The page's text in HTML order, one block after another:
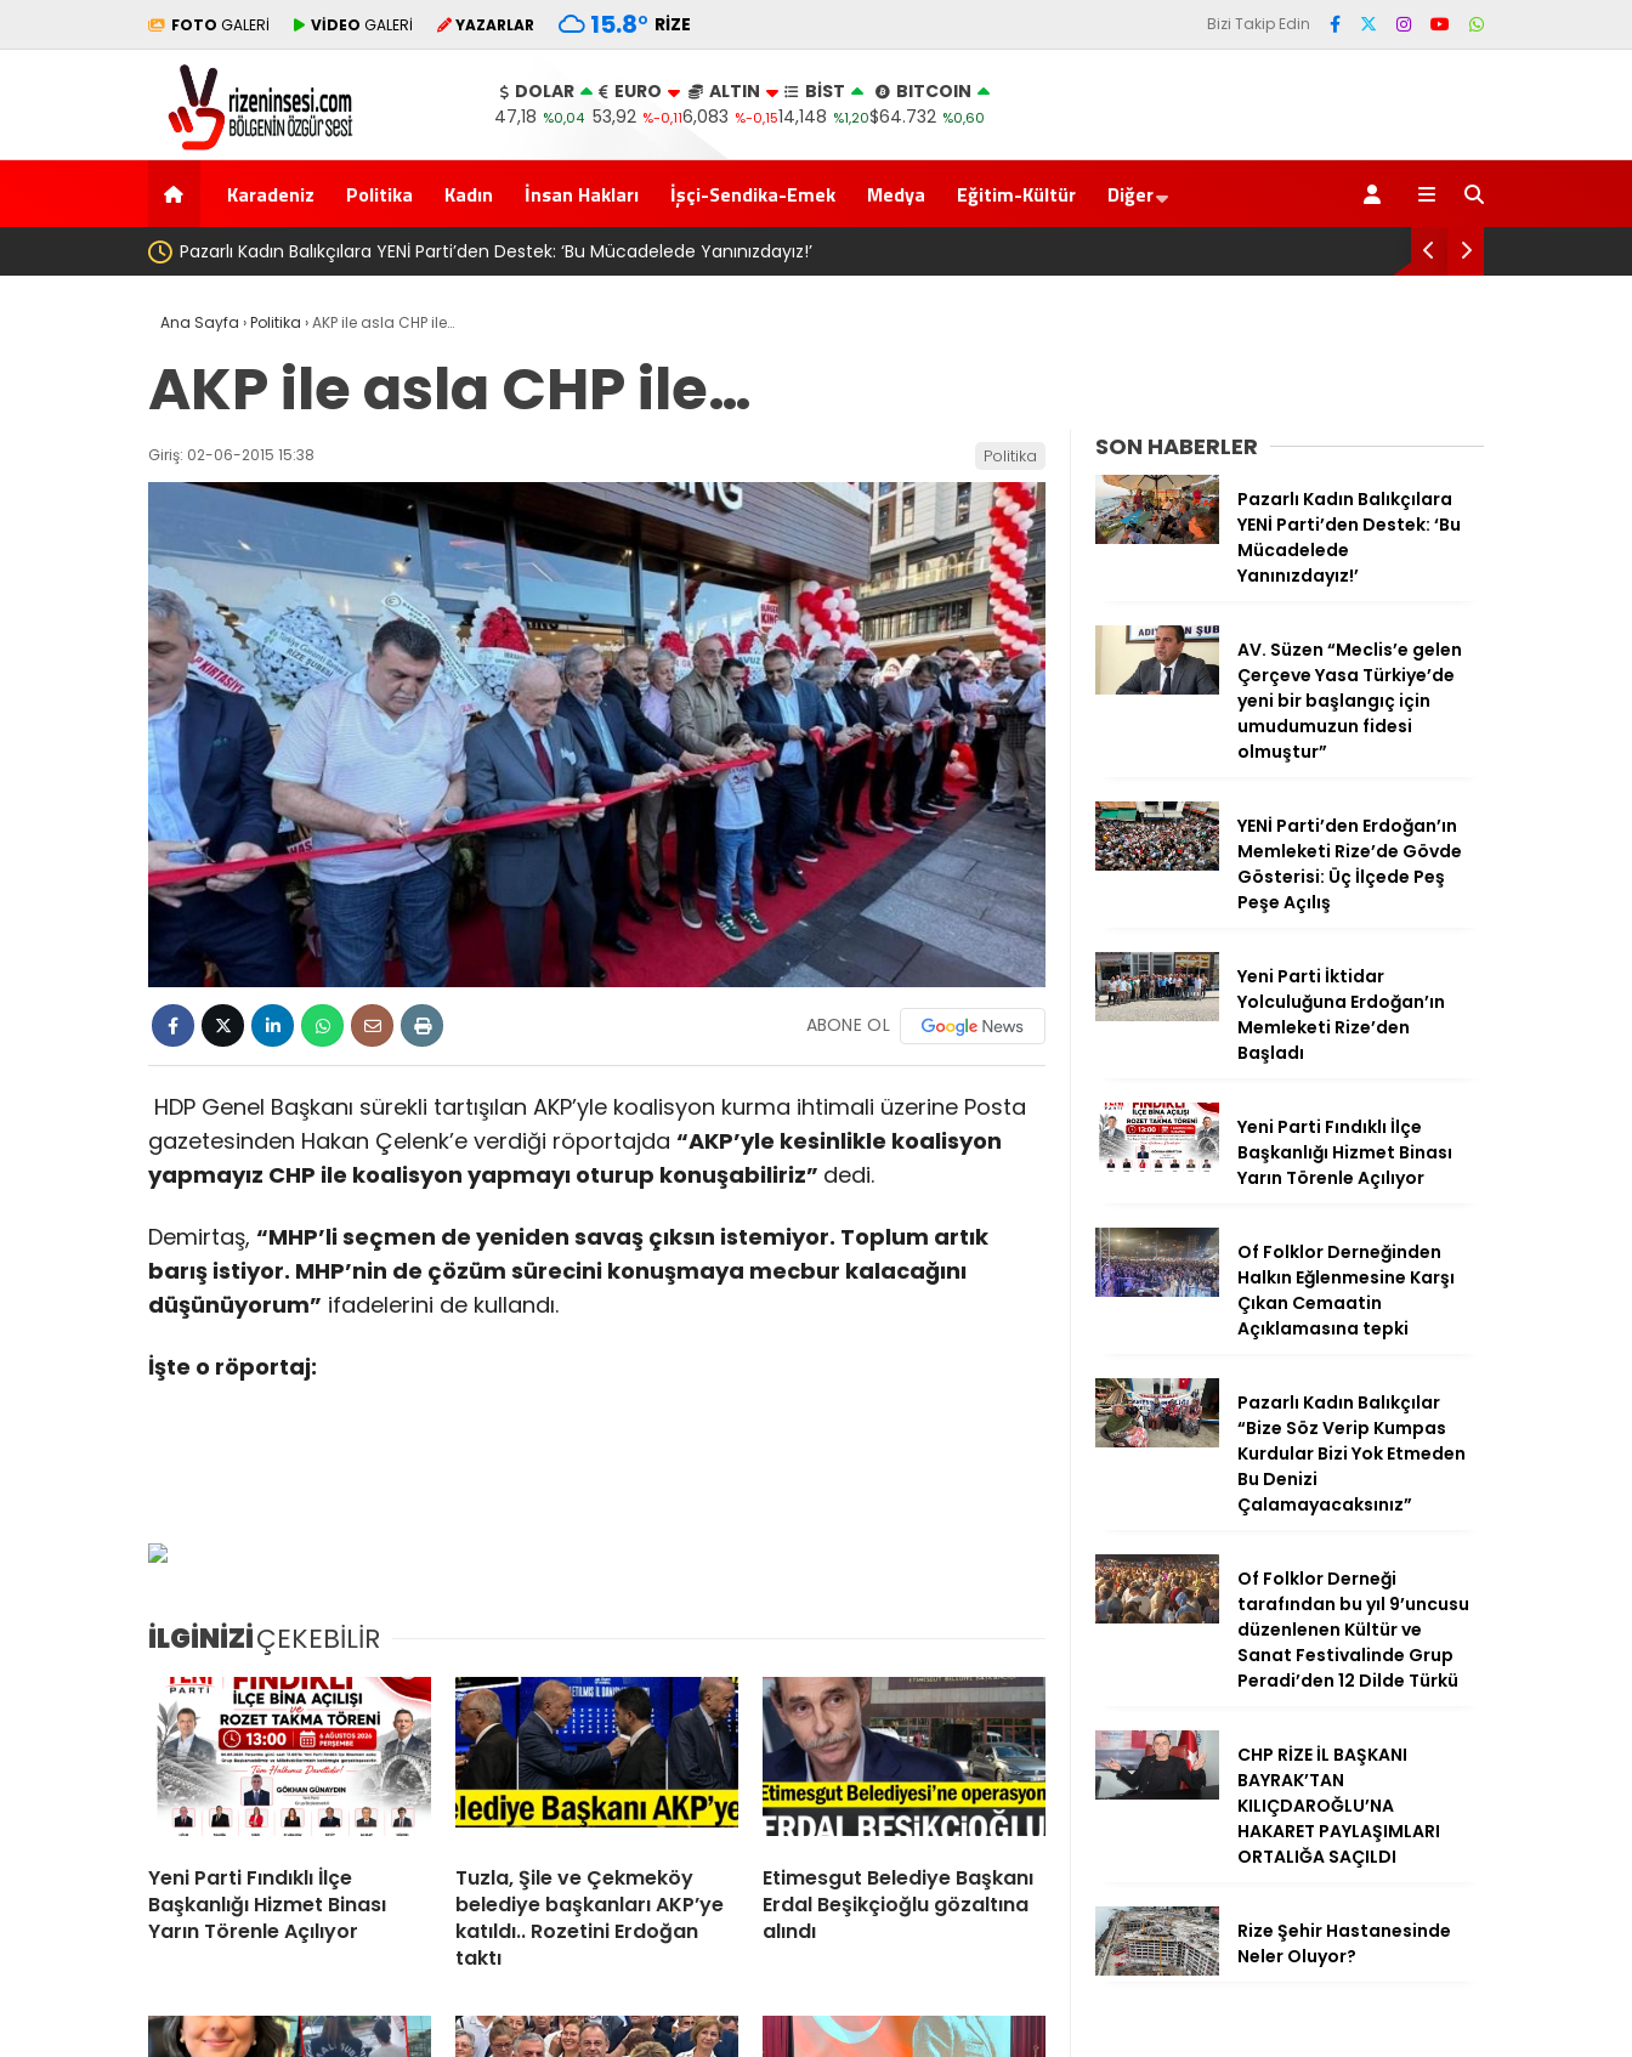
FOTO GALERİ VİDEO GALERİ YAZARLAR 15.8° RIZE Bizi Takip Edin
DOLAR
47,18 %0,04
EURO
53,92 %-0,11
ALTIN
6,083 %-0,15
BİST
14,148 %1,20
BITCOIN
$64.732 %0,60
Karadeniz Politika Kadın İnsan Hakları İşçi-Sendika-Emek Medya Eğitim-Kültür Diğer
Pazarlı Kadın Balıkçılara YENİ Parti’den Destek: ‘Bu Mücadelede Yanınızdayız!’ AV. Süzen “Meclis’e gelen Çerçeve
Ana Sayfa ›Politika ›AKP ile asla CHP ile…
AKP ile asla CHP ile…
Giriş: 02-06-2015 15:38 Politika
ABONE OL
HDP Genel Başkanı sürekli tartışılan AKP’yle koalisyon kurma ihtimali üzerine Posta
gazetesinden Hakan Çelenk’e verdiği röportajda “AKP’yle kesinlikle koalisyon
yapmayız CHP ile koalisyon yapmayı oturup konuşabiliriz” dedi.
Demirtaş, “MHP’li seçmen de yeniden savaş çıksın istemiyor. Toplum artık
barış istiyor. MHP’nin de çözüm sürecini konuşmaya mecbur kalacağını
düşünüyorum” ifadelerini de kullandı.
İşte o röportaj:
İLGİNİZİÇEKEBİLİR
Yeni Parti Fındıklı İlçe
Başkanlığı Hizmet Binası
Yarın Törenle Açılıyor
Tuzla, Şile ve Çekmeköy
belediye başkanları AKP’ye
katıldı.. Rozetini Erdoğan
taktı
Etimesgut Belediye Başkanı
Erdal Beşikçioğlu gözaltına
alındı
SON HABERLER
Pazarlı Kadın Balıkçılara
YENİ Parti’den Destek: ‘Bu
Mücadelede
Yanınızdayız!’
AV. Süzen “Meclis’e gelen
Çerçeve Yasa Türkiye’de
yeni bir başlangıç için
umudumuzun fidesi
olmuştur”
YENİ Parti’den Erdoğan’ın
Memleketi Rize’de Gövde
Gösterisi: Üç İlçede Peş
Peşe Açılış
Yeni Parti İktidar
Yolculuğuna Erdoğan’ın
Memleketi Rize’den
Başladı
Yeni Parti Fındıklı İlçe
Başkanlığı Hizmet Binası
Yarın Törenle Açılıyor
Of Folklor Derneğinden
Halkın Eğlenmesine Karşı
Çıkan Cemaatin
Açıklamasına tepki
Pazarlı Kadın Balıkçılar
“Bize Söz Verip Kumpas
Kurdular Bizi Yok Etmeden
Bu Denizi
Çalamayacaksınız”
Of Folklor Derneği
tarafından bu yıl 9’uncusu
düzenlenen Kültür ve
Sanat Festivalinde Grup
Peradi’den 12 Dilde Türkü
CHP RİZE İL BAŞKANI
BAYRAK’TAN
KILIÇDAROĞLU’NA
HAKARET PAYLAŞIMLARI
ORTALIĞA SAÇILDI
Rize Şehir Hastanesinde
Neler Oluyor?